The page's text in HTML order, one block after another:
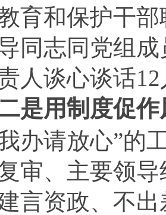
育和保护干
同志同党组
人谈心谈话12
是用制度促作
办请放心”的
审、主要领
言资政、不出